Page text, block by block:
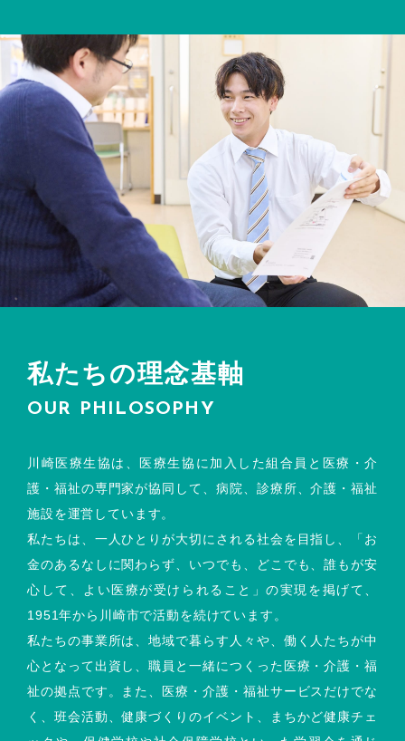
私たちの理念基軸
OUR PHILOSOPHY
川崎医療生協は、医療生協に加入した組合員と医療・介
護・福祉の専門家が協同して、病院、診療所、介護・福祉
施設を運営しています。
私たちは、一人ひとりが大切にされる社会を目指し、「お
金のあるなしに関わらず、いつでも、どこでも、誰もが安
心して、よい医療が受けられること」の実現を掲げて、
1951年から川崎市で活動を続けています。
私たちの事業所は、地域で暮らす人々や、働く人たちが中
心となって出資し、職員と一緒につくった医療・介護・福
祉の拠点です。また、医療・介護・福祉サービスだけでな
く、班会活動、健康づくりのイベント、まちかど健康チェ